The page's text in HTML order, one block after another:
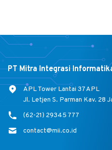
PT Mitra Integrasi
APL Tower Lantai 37 APL
Jl. Letjen S. Parman Kav. 28
(62-21) 29345 777
contact@mii.co.id